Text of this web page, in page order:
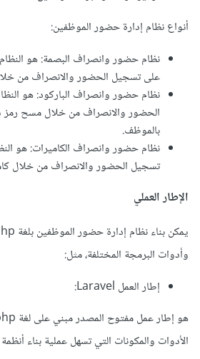
أنواع نظام إدارة حضور الموظفين:
نظام حضور وانصراف البصمة: هو
على تسجيل الحضور والانصراف من
نظام حضور وانصراف الباركود: هو
الحضور والانصراف من خلال مسح
بالموظف.
نظام حضور وانصراف الكاميرات: هو
تسجيل الحضور والانصراف من خلال
الإطار العملي
وأدوات البرمجة المختلفة، مثل:
إطار العمل Laravel:
الأدوات والمكونات التي تسهل عملية بناء